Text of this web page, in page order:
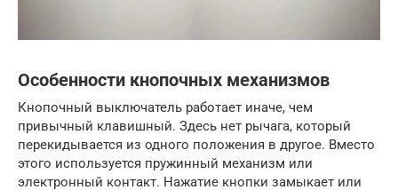
Особенности кнопочных механизмов
Кнопочный выключатель работает иначе, чем
привычный клавишный. Здесь нет рычага, который
перекидывается из одного положения в другое. Вместо
этого используется пружинный механизм или
электронный контакт. Нажатие кнопки замыкает или